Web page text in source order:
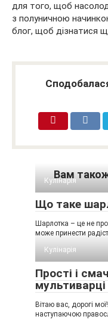
для того, щоб
з полуничною
блог, щоб дізнатися
Вам
Кулінарія
Що таке
Шарлотка – це не
може принести
Кулінарія
Прості і
Вітаю вас, дорогі
наступаючою